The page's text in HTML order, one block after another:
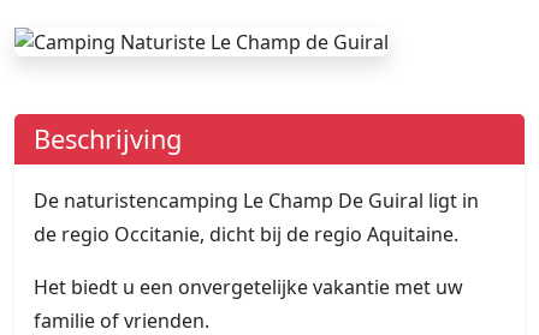
Beschrijving
De naturistencamping Le Champ De Guiral ligt in
de regio Occitanie, dicht bij de regio Aquitaine.
Het biedt u een onvergetelijke vakantie met uw
familie of vrienden.